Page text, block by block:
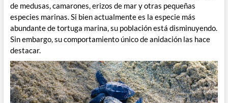
de medusas, camarones, erizos de mar y otras pequeñas
especies marinas. Si bien actualmente es la especie más
abundante de tortuga marina, su población está disminuyendo.
Sin embargo, su comportamiento único de anidación las hace
destacar.